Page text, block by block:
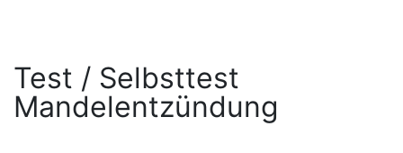
Test / Selbsttest
Mandelentzündung